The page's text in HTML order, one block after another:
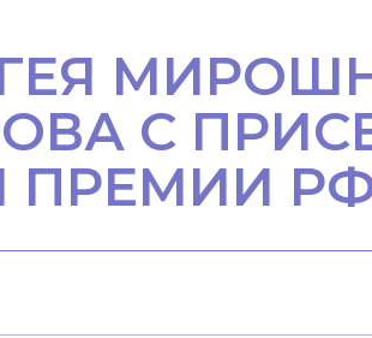
С
ПРЕМИИ